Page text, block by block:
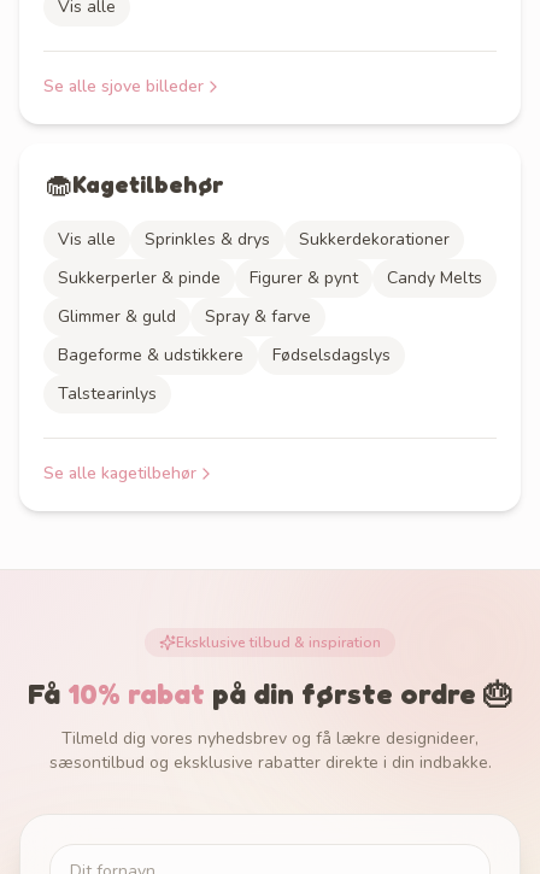
Vis alle
Se alle sjove billeder
🧁Kagetilbehør
Vis alle Sprinkles & drys
Sukkerdekorationer
Sukkerperler & pinde
Figurer & pynt
Candy Melts
Glimmer & guld
Spray & farve
Bageforme & udstikkere
Fødselsdagslys
Talstearinlys
Se alle kagetilbehør
Eksklusive tilbud & inspiration
Få 10% rabat på din første ordre 🎂
Tilmeld dig vores nyhedsbrev og få lækre designideer,
sæsontilbud og eksklusive rabatter direkte i din indbakke.